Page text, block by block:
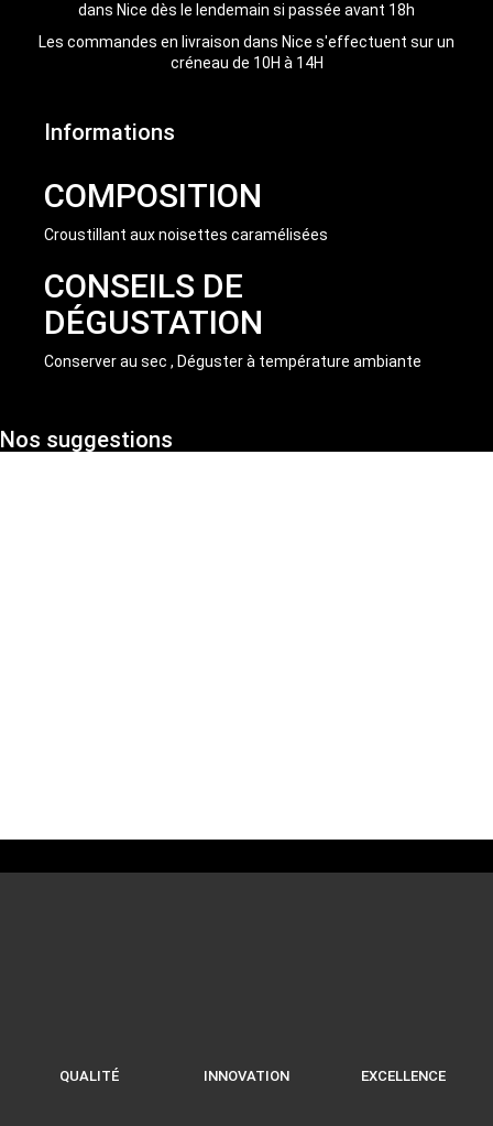
dans Nice dès le lendemain si passée avant 18h
Les commandes en livraison dans Nice s'effectuent sur un
créneau de 10H à 14H
Informations
COMPOSITION
Croustillant aux noisettes caramélisées
CONSEILS DE
DÉGUSTATION
Conserver au sec , Déguster à température ambiante
Nos suggestions
QUALITÉ INNOVATION EXCELLENCE